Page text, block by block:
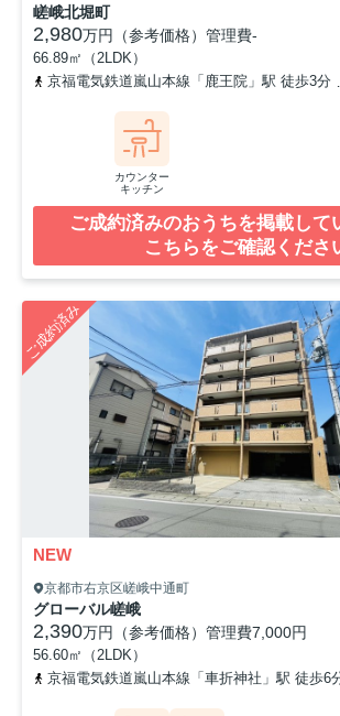
嵯峨北堀町
2,980万円（参考価格） 管理費-
66.89㎡（2LDK）
京福電気鉄道嵐山本線「鹿王院」駅 徒歩3分
カウンター
キッチン
ご成約済みのおうちを掲載して
こちらをご確認くださ
ご成約済み
NEW
京都市右京区嵯峨中通町
グローバル嵯峨
2,390万円（参考価格） 管理費7,000円
56.60㎡（2LDK）
京福電気鉄道嵐山本線「車折神社」駅 徒歩6